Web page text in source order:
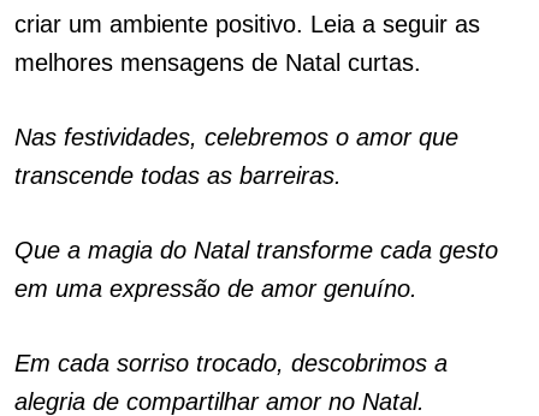
criar um ambiente positivo. Leia a seguir as
melhores mensagens de Natal curtas.
Nas festividades, celebremos o amor que
transcende todas as barreiras.
Que a magia do Natal transforme cada gesto
em uma expressão de amor genuíno.
Em cada sorriso trocado, descobrimos a
alegria de compartilhar amor no Natal.